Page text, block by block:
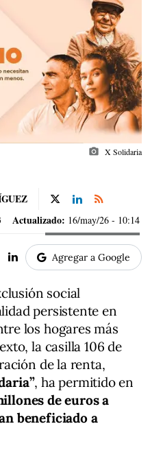
photo_camera X Solidaria
Actualizado: 16/may/26 - 10:14
Agregar a Google
social
persistente en
los hogares más
la casilla 106 de
de la renta,
, ha permitido en
de euros a
beneficiado a